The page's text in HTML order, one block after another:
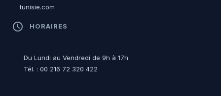
tunisie.com
access_time HORAIRES
Du Lundi au Vendredi de 9h à 17h
Tél. : 00 216 72 320 422